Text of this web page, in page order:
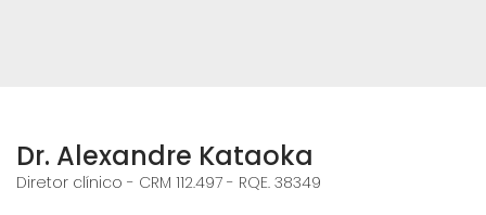
Dr. Alexandre Kataoka
Diretor clínico - CRM 112.497 - RQE. 38349